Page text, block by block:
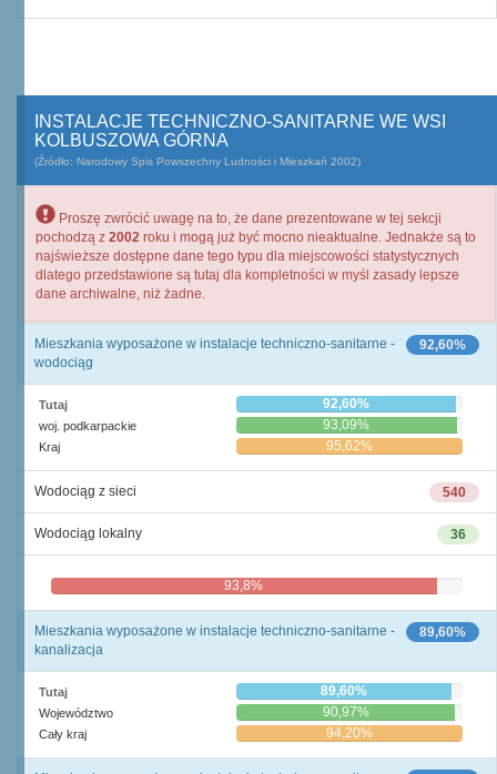
INSTALACJE TECHNICZNO-SANITARNE WE WSI
KOLBUSZOWA GÓRNA
(Źródło: Narodowy Spis Powszechny Ludności i Mieszkań 2002)
Proszę zwrócić uwagę na to, że dane prezentowane w tej sekcji
pochodzą z 2002 roku i mogą już być mocno nieaktualne. Jednakże są to
najświeższe dostępne dane tego typu dla miejscowości statystycznych
dlatego przedstawione są tutaj dla kompletności w myśl zasady lepsze
dane archiwalne, niż żadne.
92,60%
Mieszkania wyposażone w instalacje techniczno-sanitarne -
wodociąg
Tutaj 92,60%
woj. podkarpackie 93,09%
Kraj 95,62%
540
Wodociąg z sieci
36
Wodociąg lokalny
93,8%
89,60%
Mieszkania wyposażone w instalacje techniczno-sanitarne -
kanalizacja
Tutaj 89,60%
Województwo 90,97%
Cały kraj 94,20%